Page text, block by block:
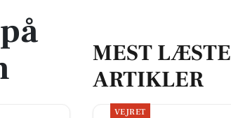
MEST LÆSTE
ARTIKLER
VEJRET